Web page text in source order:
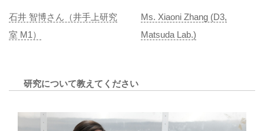
石井 智博さん（井手上研究
室 M1）
Ms. Xiaoni Zhang (D3,
Matsuda Lab.)
研究について教えてください